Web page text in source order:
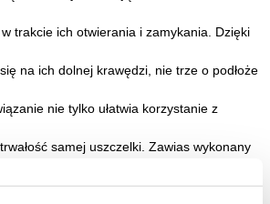
trakcie ich otwierania i zamykania. Dzięki
na ich dolnej krawędzi, nie trze o podłoże
nie tylko ułatwia korzystanie z
samej uszczelki. Zawias wykonany
wieloletnią trwałość.